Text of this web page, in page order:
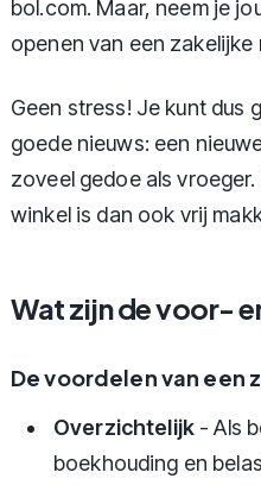
bol.com. Maar, neem je
openen van een
Geen stress! Je kunt dus
goede nieuws: een
zoveel gedoe als
winkel is dan ook vrij
Wat zijn de voor-
De voordelen van een
Overzichtelijk - Als
boekhouding en